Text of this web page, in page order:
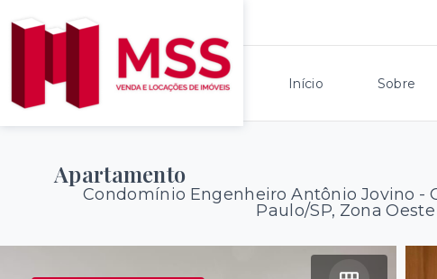
Início Sobre
Apartamento
Condomínio Engenheiro Antônio Jovino -
Paulo/SP, Zona Oeste